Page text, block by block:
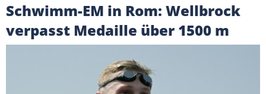
Schwimm-EM in Rom: Wellbrock
verpasst Medaille über 1500 m